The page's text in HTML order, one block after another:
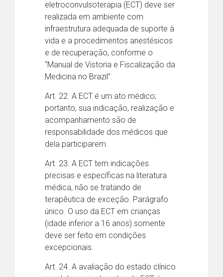
eletroconvulsoterapia (ECT) deve ser
realizada em ambiente com
infraestrutura adequada de suporte à
vida e a procedimentos anestésicos
e de recuperação, conforme o
“Manual de Vistoria e Fiscalização da
Medicina no Brazil”.
Art. 22. A ECT é um ato médico;
portanto, sua indicação, realização e
acompanhamento são de
responsabilidade dos médicos que
dela participarem.
Art. 23. A ECT tem indicações
precisas e específicas na literatura
médica, não se tratando de
terapêutica de exceção. Parágrafo
único. O uso da ECT em crianças
(idade inferior a 16 anos) somente
deve ser feito em condições
excepcionais.
Art. 24. A avaliação do estado clínico